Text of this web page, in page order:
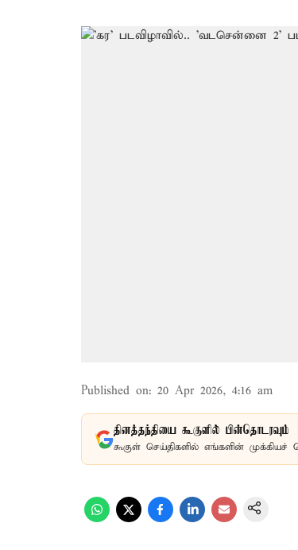
Published on: 20 Apr 2026, 4:16 am
தினத்தந்தியை கூகுளில் பின்தொடரவும்
கூகுள் செய்திகளில் எங்களின்